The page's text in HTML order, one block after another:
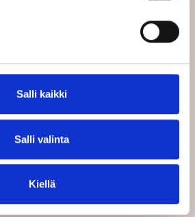
Salli kaikki
Salli valinta
Kiellä